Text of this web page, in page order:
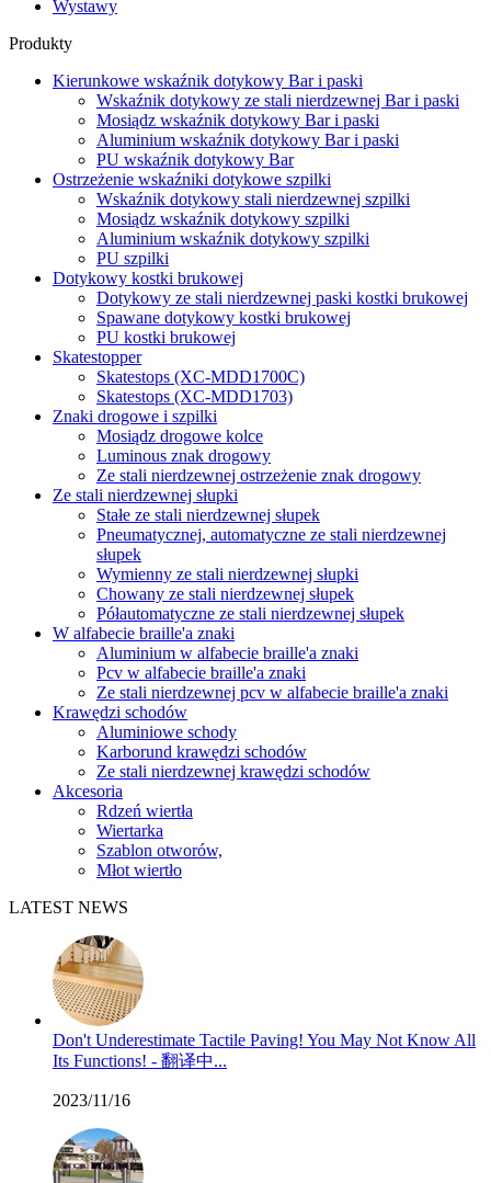
Wystawy
Produkty
Kierunkowe wskaźnik dotykowy Bar i paski
Wskaźnik dotykowy ze stali nierdzewnej Bar i paski
Mosiądz wskaźnik dotykowy Bar i paski
Aluminium wskaźnik dotykowy Bar i paski
PU wskaźnik dotykowy Bar
Ostrzeżenie wskaźniki dotykowe szpilki
Wskaźnik dotykowy stali nierdzewnej szpilki
Mosiądz wskaźnik dotykowy szpilki
Aluminium wskaźnik dotykowy szpilki
PU szpilki
Dotykowy kostki brukowej
Dotykowy ze stali nierdzewnej paski kostki brukowej
Spawane dotykowy kostki brukowej
PU kostki brukowej
Skatestopper
Skatestops (XC-MDD1700C)
Skatestops (XC-MDD1703)
Znaki drogowe i szpilki
Mosiądz drogowe kolce
Luminous znak drogowy
Ze stali nierdzewnej ostrzeżenie znak drogowy
Ze stali nierdzewnej słupki
Stałe ze stali nierdzewnej słupek
Pneumatycznej, automatyczne ze stali nierdzewnej
słupek
Wymienny ze stali nierdzewnej słupki
Chowany ze stali nierdzewnej słupek
Półautomatyczne ze stali nierdzewnej słupek
W alfabecie braille'a znaki
Aluminium w alfabecie braille'a znaki
Pcv w alfabecie braille'a znaki
Ze stali nierdzewnej pcv w alfabecie braille'a znaki
Krawędzi schodów
Aluminiowe schody
Karborund krawędzi schodów
Ze stali nierdzewnej krawędzi schodów
Akcesoria
Rdzeń wiertła
Wiertarka
Szablon otworów,
Młot wiertło
LATEST NEWS
Don't Underestimate Tactile Paving! You May Not Know All
Its Functions! - 翻译中...
2023/11/16